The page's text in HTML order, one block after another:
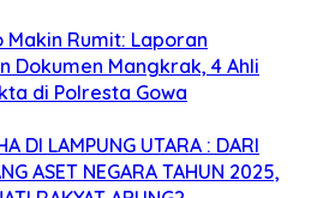
Rumit: Laporan
Dokumen Mangkrak, 4 Ahli
di Polresta Gowa
DI LAMPUNG UTARA : DARI
ASET NEGARA TAHUN 2025,